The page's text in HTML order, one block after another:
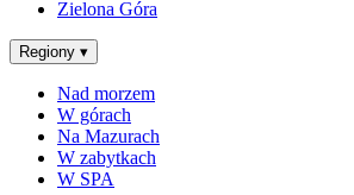
Zielona Góra
Regiony ▾
Nad morzem
W górach
Na Mazurach
W zabytkach
W SPA